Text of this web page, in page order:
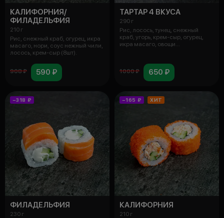
КАЛИФОРНИЯ/
ФИЛАДЕЛЬФИЯ
210 г
Рис, снежный краб, огурец, икра
масаго, нори, соус нежный чили,
лосось, крем-сыр (8шт).
908 ₽ 590 ₽
ТАРТАР 4 ВКУСА
290 г
Рис, лосось, тунец, снежный
краб, угорь, крем-сыр, огурец,
икра масаго, овощи
1000 ₽ 650 ₽
−318 ₽
ФИЛАДЕЛЬФИЯ
230 г
−165 ₽ ХИТ
КАЛИФОРНИЯ
210 г